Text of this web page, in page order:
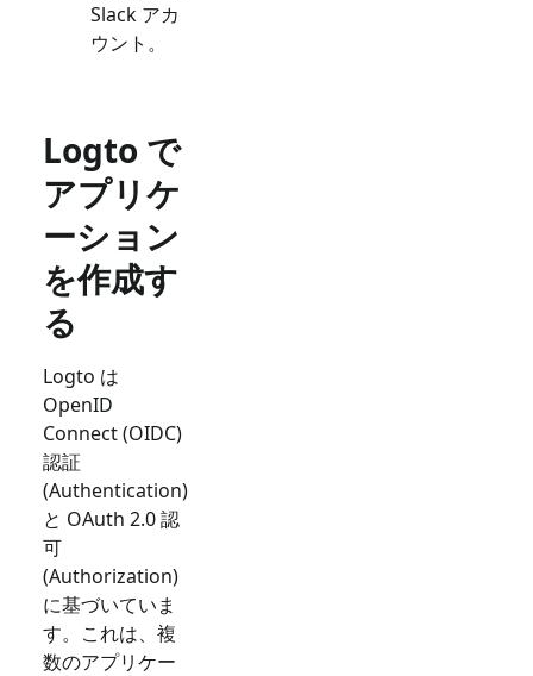
Slack アカ
ウント。
Logto で
アプリケ
ーション
を作成す
る
Logto は
OpenID
Connect (OIDC)
認証
(Authentication)
と OAuth 2.0 認
可
(Authorization)
に基づいていま
す。これは、複
数のアプリケー